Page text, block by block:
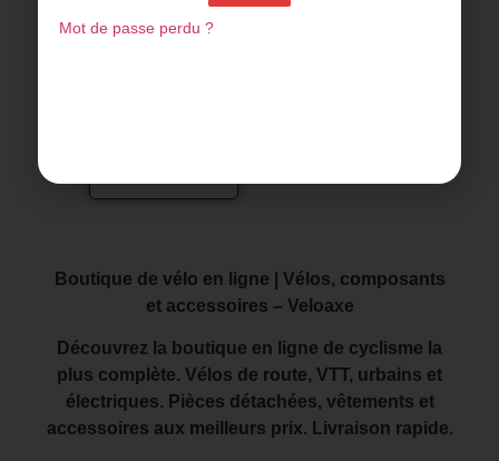
Porte-bouteille TACX
DEVA en
Boutique de vélo en ligne | Vélos, composants
et accessoires – Veloaxe
Découvrez la boutique en ligne de cyclisme la
plus complète. Vélos de route, VTT, urbains et
électriques. Pièces détachées, vêtements et
accessoires aux meilleurs prix. Livraison rapide.
Mot de passe perdu ?